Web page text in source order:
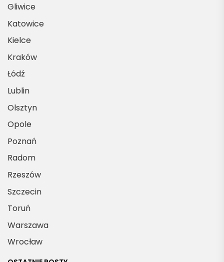
Gliwice
Katowice
Kielce
Kraków
Łódź
Lublin
Olsztyn
Opole
Poznań
Radom
Rzeszów
Szczecin
Toruń
Warszawa
Wrocław